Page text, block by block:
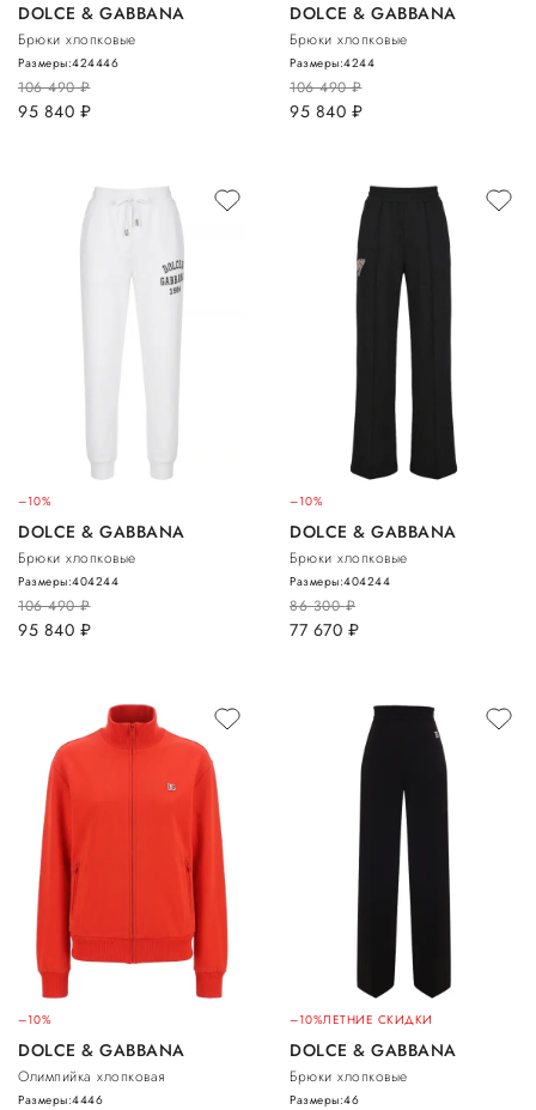
DOLCE & GABBANA
Брюки хлопковые
106 490руб.
95 840 руб.
Размеры:424446
DOLCE & GABBANA
Брюки хлопковые
106 490руб.
95 840 руб.
Размеры:4244
–10%
DOLCE & GABBANA
Брюки хлопковые
106 490руб.
95 840 руб.
Размеры:404244
–10%
DOLCE & GABBANA
Брюки хлопковые
86 300руб.
77 670 руб.
Размеры:404244
–10%
DOLCE & GABBANA
Олимпийка хлопковая
Размеры:4446
–10%ЛЕТНИЕ СКИДКИ
DOLCE & GABBANA
Брюки хлопковые
Размеры:46